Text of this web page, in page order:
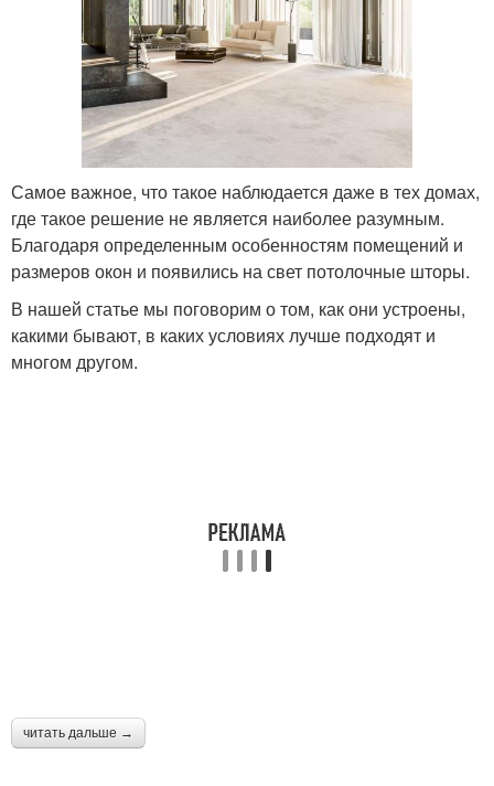
Самое важное, что такое наблюдается даже в тех домах,
где такое решение не является наиболее разумным.
Благодаря определенным особенностям помещений и
размеров окон и появились на свет потолочные шторы.
В нашей статье мы поговорим о том, как они устроены,
какими бывают, в каких условиях лучше подходят и
многом другом.
читать дальше →